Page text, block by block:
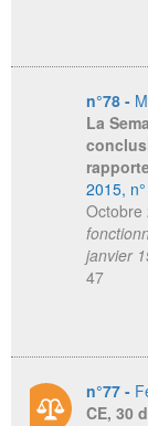
n°78 -
La
2015,
Octobre
janvier
47
n°77 -
CE, 30